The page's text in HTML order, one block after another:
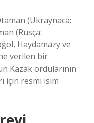
(Ukraynaca:
(Rusça:
Haydamazy ve
verilen bir
Kazak ordularının
için resmi isim